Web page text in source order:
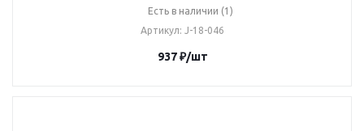
Есть в наличии (1)
Артикул: J-18-046
937₽/шт